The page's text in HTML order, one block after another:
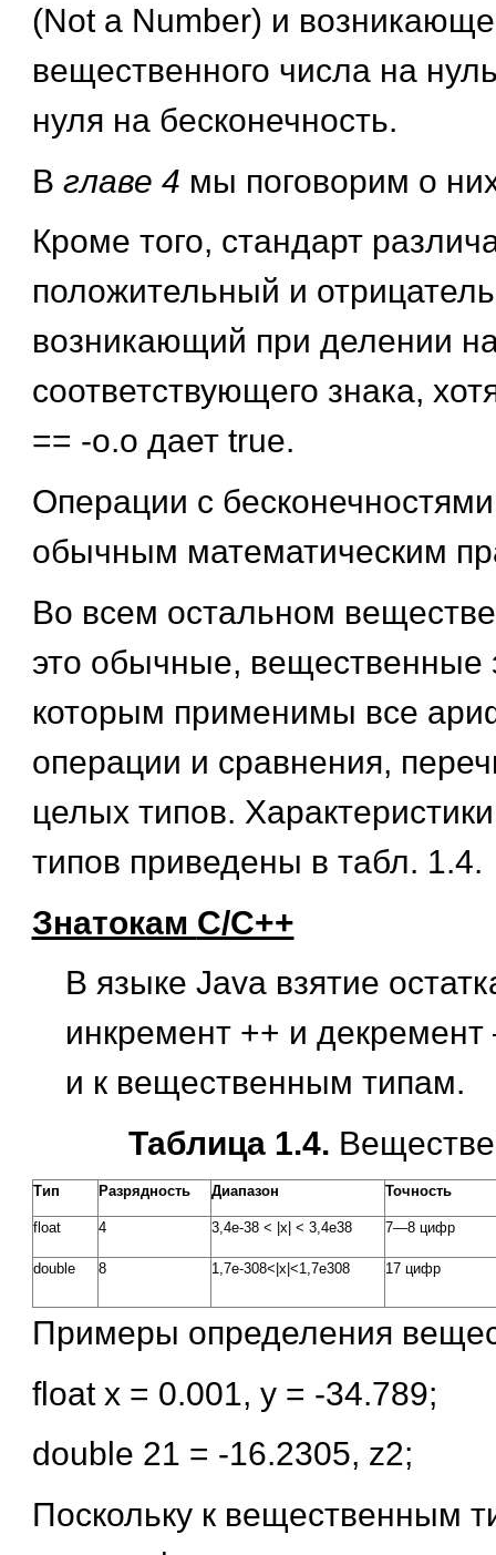
(Not a Number) и
вещественного числа на
нуля на бесконечность.
В главе 4 мы поговорим о
Кроме того, стандарт
положительный и
возникающий при делении
соответствующего знака,
== -о.о дает true.
Операции с
обычным математическим
Во всем остальном
это обычные, вещественные
которым применимы все
операции и сравнения,
целых типов.
типов приведены в табл. 1.4.
Знатокам C/C++
В языке Java взятие
инкремент ++ и
и к вещественным типам.
Таблица 1.4.
Тип Разрядность Диапазон Точность
float 4 3,4е-38 < |х| < 3,4е38 7—8 цифр
double 8 1,7е-308<|х|<1,7е308 17 цифр
Примеры определения
float х = 0.001, у = -34.789;
double 21 = -16.2305, z2;
Поскольку к вещественным